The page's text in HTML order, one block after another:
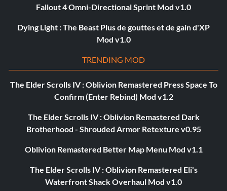
Fallout 4 Omni-Directional Sprint Mod v1.0
Dying Light : The Beast Plus de gouttes et de gain d'XP
Mod v1.0
TRENDING MOD
The Elder Scrolls IV : Oblivion Remastered Press Space To
Confirm (Enter Rebind) Mod v1.2
The Elder Scrolls IV : Oblivion Remastered Dark
Brotherhood - Shrouded Armor Retexture v0.95
Oblivion Remastered Better Map Menu Mod v1.1
The Elder Scrolls IV : Oblivion Remastered Eli's
Waterfront Shack Overhaul Mod v1.0